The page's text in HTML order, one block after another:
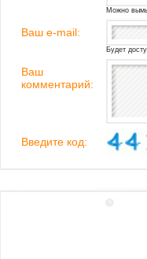
Можно
Ваш e-mail:
Будет
Ваш
комментарий:
Введите код: